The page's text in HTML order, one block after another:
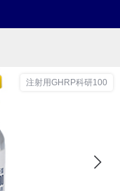
注射用GHRP科研100